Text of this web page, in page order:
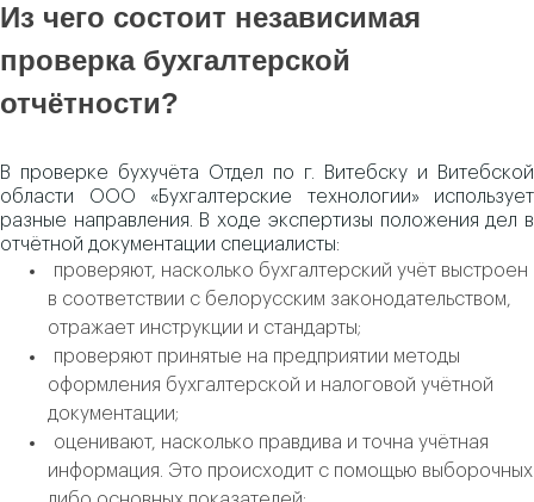
Из чего состоит независимая
проверка бухгалтерской
отчётности?
В проверке бухучёта Отдел по г. Витебску и Витебской
области ООО «Бухгалтерские технологии» использует
разные направления. В ходе экспертизы положения дел в
отчётной документации специалисты:
проверяют, насколько бухгалтерский учёт выстроен
в соответствии с белорусским законодательством,
отражает инструкции и стандарты;
проверяют принятые на предприятии методы
оформления бухгалтерской и налоговой учётной
документации;
оценивают, насколько правдива и точна учётная
информация. Это происходит с помощью выборочных